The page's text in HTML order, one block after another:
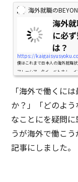
海外就職の
海外
に必
は？
https://
僕はこれまで日本人の海外就職
マレーシア、タイ、ベトナム、
「海外で働くに
か？」「どのよ
なことにを疑問
うが海外で働こ
記事にしました。